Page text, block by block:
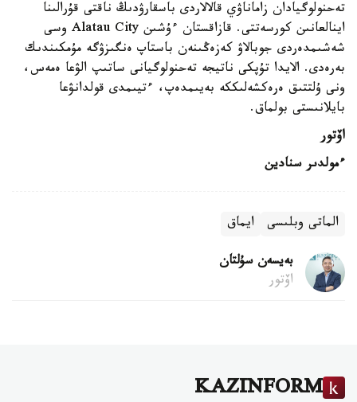
تەحنولوگيادان زاماناۋي قالالاردى باسقارۋدىڭ ناقتى قۇرالىنا
اينالعانىن كورسەتتى. قازاقستان ءۇشىن Alatau City وسى
شەشىمدەردى جوبالاۋ كەزەڭىنەن باستاپ ەنگىزۋگە مۇمكىندىك
بەرەدى. الايدا تۇپكى ناتيجە تەحنولوگيانى ساتىپ الۋعا ەمەس،
ونى ۇلتتىق ەرەكشەلىككە بەيىمدەپ، ءتيىمدى قولدانۋعا
بايلانىستى بولماق.
اۆتور
ءمولدىر سنادين
الماتى وبلىسى ايماق
بەيسەن سۇلتان
اۆتور
KAZINFORM